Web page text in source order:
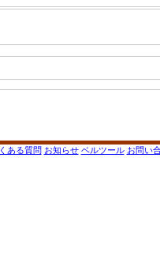
ある質問 お知らせ ベルツール お問い